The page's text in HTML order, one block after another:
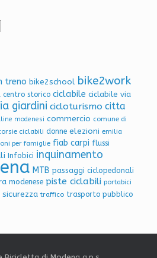
treno bike2school bike2work
centro storico ciclabile ciclabile via
giardini cicloturismo citta
modenesi commercio comune di
ciclabili donne elezioni emilia
per famiglie fiab carpi flussi
Infobici inquinamento
MTB passaggi ciclopedonali
modenese piste ciclabili portabici
sicurezza traffico trasporto pubblico